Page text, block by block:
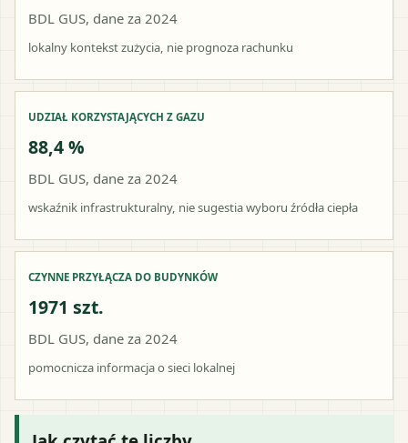
BDL GUS, dane za 2024
lokalny kontekst zużycia, nie prognoza rachunku
UDZIAŁ KORZYSTAJĄCYCH Z GAZU
88,4 %
BDL GUS, dane za 2024
wskaźnik infrastrukturalny, nie sugestia wyboru źródła ciepła
CZYNNE PRZYŁĄCZA DO BUDYNKÓW
1971 szt.
BDL GUS, dane za 2024
pomocnicza informacja o sieci lokalnej